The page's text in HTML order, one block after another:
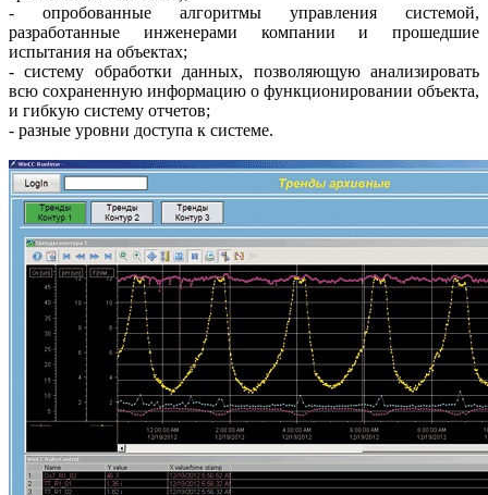
- опробованные алгоритмы управления системой,
разработанные инженерами компании и прошедшие
испытания на объектах;
- систему обработки данных, позволяющую анализировать
всю сохраненную информацию о функционировании объекта,
и гибкую систему отчетов;
- разные уровни доступа к системе.